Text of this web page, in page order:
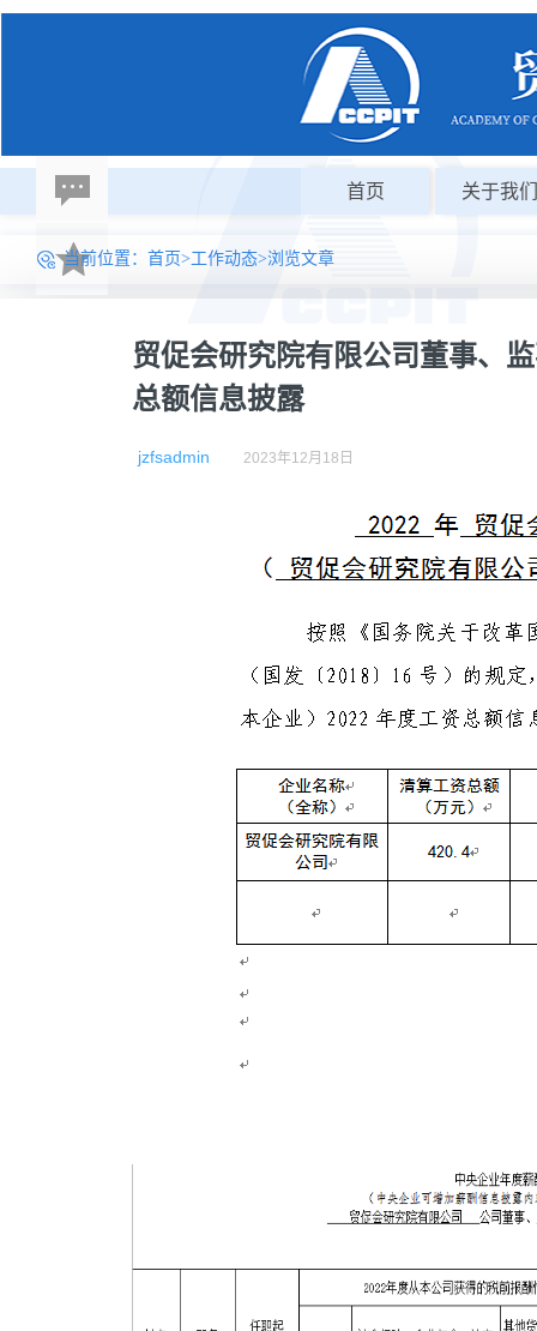
首页 关于我们
当前位置： 首页>工作动态>浏览文章
贸促会研究院有限公司董事、
总额信息披露
jzfsadmin 2023年12月18日